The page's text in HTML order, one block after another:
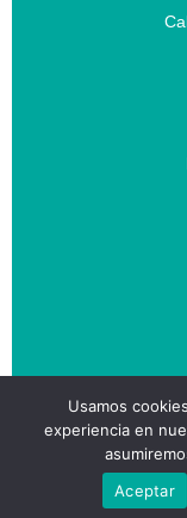
2026
Usamos
experiencia en
Aceptar